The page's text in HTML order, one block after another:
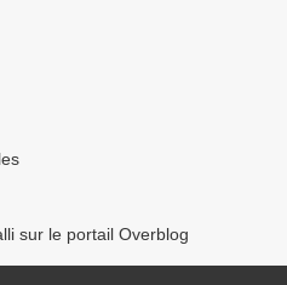
sur le portail Overblog